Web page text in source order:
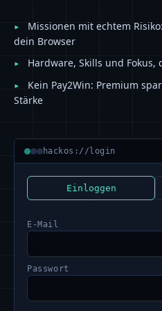
▸
Missionen mit echtem
dein Browser
▸ Hardware, Skills und
▸
Kein Pay2Win: Premium
Stärke
hackos://login
Einloggen
E-Mail
Passwort